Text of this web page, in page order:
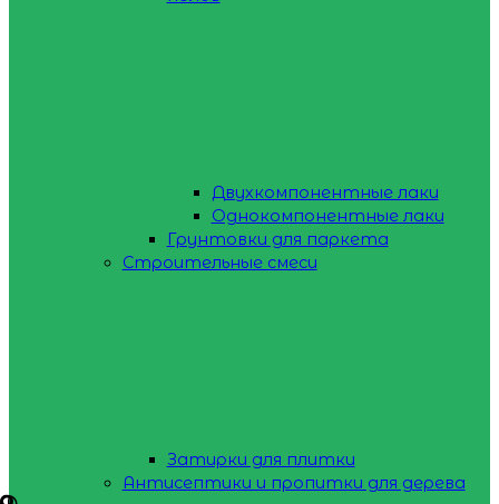
Двухкомпонентные лаки
Однокомпонентные лаки
Грунтовки для паркета
Строительные смеси
Затирки для плитки
Антисептики и пропитки для дерева